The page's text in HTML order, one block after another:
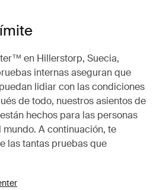
en Hillerstorp, Suecia,
internas aseguran que
lidiar con las condiciones
de todo, nuestros asientos de
hechos para las personas
A continuación, te
las tantas pruebas que